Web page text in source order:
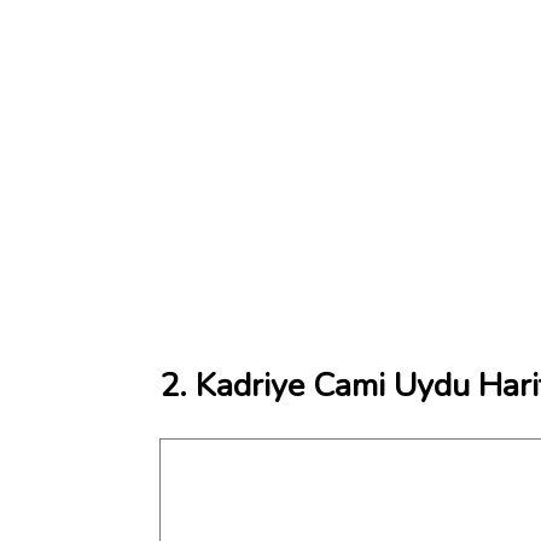
2. Kadriye Cami Uydu